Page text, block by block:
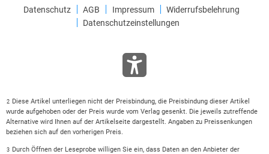
Datenschutz AGB Impressum
Widerrufsbelehrung
Datenschutzeinstellungen
2 Diese Artikel unterliegen nicht der Preisbindung, die Preisbindung dieser Artikel
wurde aufgehoben oder der Preis wurde vom Verlag gesenkt. Die jeweils zutreffende
Alternative wird Ihnen auf der Artikelseite dargestellt. Angaben zu Preissenkungen
beziehen sich auf den vorherigen Preis.
3 Durch Öffnen der Leseprobe willigen Sie ein, dass Daten an den Anbieter der